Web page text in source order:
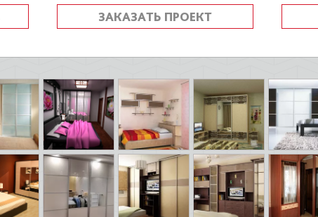
ЗАКАЗАТЬ ПРОЕКТ